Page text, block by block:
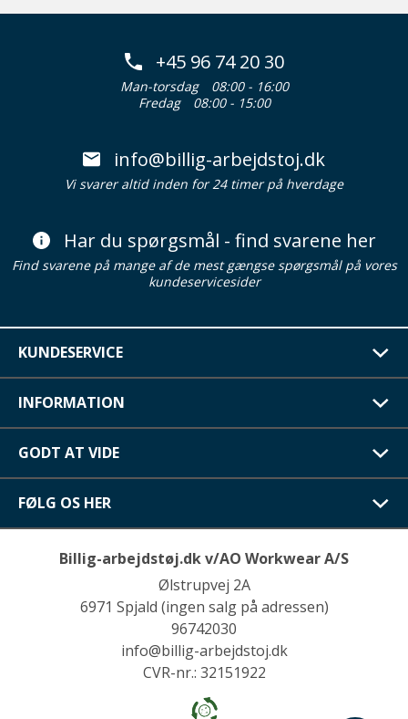
+45 96 74 20 30
Man-torsdag
08:00 - 16:00
Fredag
08:00 - 15:00
info@billig-arbejdstoj.dk
Vi svarer altid inden for 24 timer på hverdage
Har du spørgsmål - find svarene her
Find svarene på mange af de mest gængse spørgsmål på vores
kundeservicesider
KUNDESERVICE
INFORMATION
GODT AT VIDE
FØLG OS HER
Billig-arbejdstøj.dk v/AO Workwear A/S
Ølstrupvej 2A
6971 Spjald (ingen salg på adressen)
96742030
info@billig-arbejdstoj.dk
CVR-nr.: 32151922